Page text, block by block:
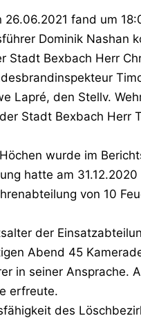
26.06.2021 fand um
Dominik Nashan
Stadt Bexbach Herr
Lapré, den Stellv.
Stadt Bexbach Herr
wurde im
hatte am
von 10
der
Abend 45
in seiner Ansprache.
erfreute.
des